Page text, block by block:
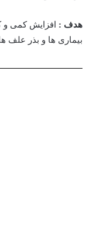
هدف : افزایش کمی و
بیماری ها و بذر علف